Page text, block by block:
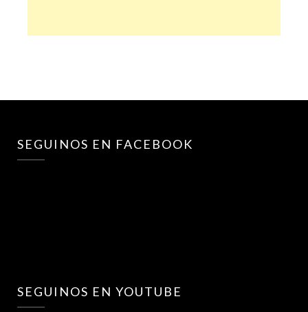
SEGUINOS EN FACEBOOK
SEGUINOS EN YOUTUBE